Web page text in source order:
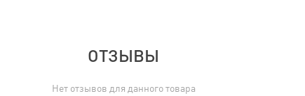
ОТЗЫВЫ
Нет отзывов для данного товара